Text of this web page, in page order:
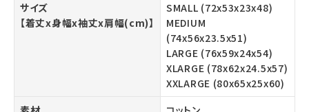
サイズ
【着丈x身幅x袖丈x肩幅(cm)】
SMALL (72x53x23x48)
MEDIUM
(74x56x23.5x51)
LARGE (76x59x24x54)
XLARGE (78x62x24.5x57)
XXLARGE (80x65x25x60)